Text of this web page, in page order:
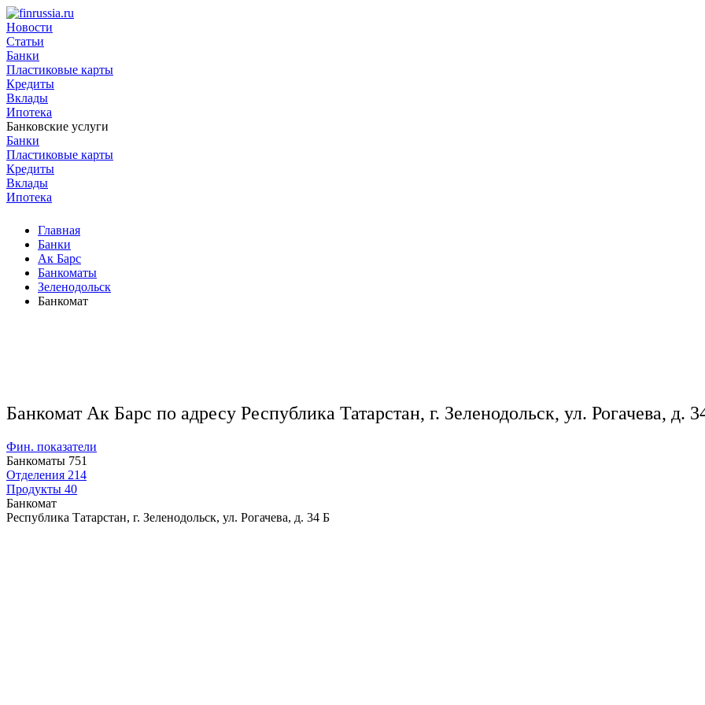
Новости
Статьи
Банки
Пластиковые карты
Кредиты
Вклады
Ипотека
Банковские услуги
Банки
Пластиковые карты
Кредиты
Вклады
Ипотека
Главная
Банки
Ак Барс
Банкоматы
Зеленодольск
Банкомат
Банкомат Ак Барс по адресу Республика Татарстан, г. Зеленодольск, ул. Рогачева, д.
Фин. показатели
Банкоматы 751
Отделения 214
Продукты 40
Банкомат
Республика Татарстан, г. Зеленодольск, ул. Рогачева, д. 34 Б